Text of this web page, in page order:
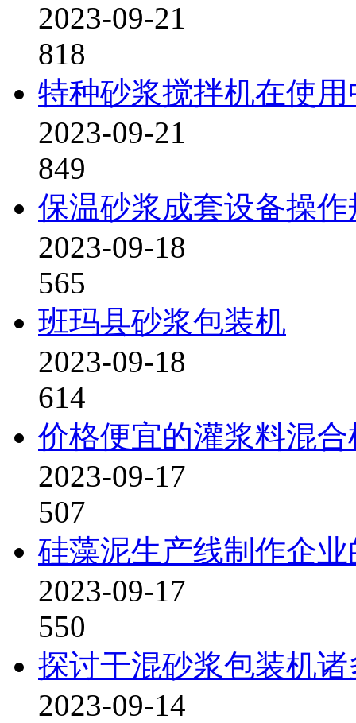
2023-09-21
818
特种砂浆搅拌机在使
2023-09-21
849
保温砂浆成套设备操作
2023-09-18
565
班玛县砂浆包装机
2023-09-18
614
价格便宜的灌浆料混
2023-09-17
507
硅藻泥生产线制作企
2023-09-17
550
探讨干混砂浆包装机
2023-09-14